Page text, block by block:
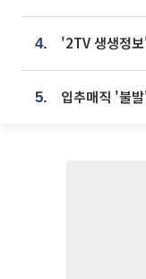
4.
5. 입추매직 '불